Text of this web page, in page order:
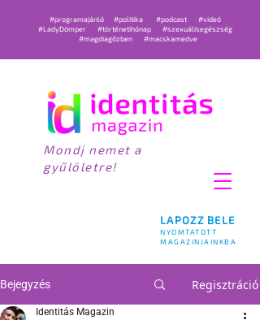
LAPOZZ BELE
NYOMTATOTT
MAGAZINJAINKBA
#programajánló #politika #podcast
#videó
#LadyDömper
#történetihónap
#szexuálisegészség
#magdiagőzben
#macskamedve
Mondj nemet a
gyűlöletre!
Bejegyzés Regisztráció
Identitás Magazin